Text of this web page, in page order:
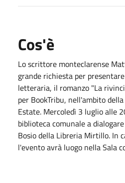
Cos'è
Lo scrittore monteclarense
grande richiesta per
letteraria, il romanzo "La
per BookTribu, nell'ambito
Estate. Mercoledì 3 luglio alle
biblioteca comunale a
Bosio della Libreria Mirtillo. In
l'evento avrà luogo nella Sala